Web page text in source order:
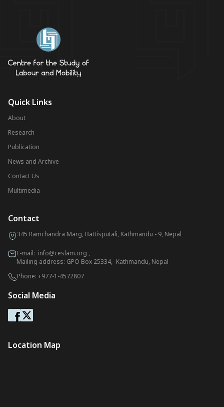
Quick Links
About
Research
Publication
News and Archive
Contact Us
Multimedia
Contact
345 Ramchandra Marg, Battisputali, Kathmandu - 9, Nepal
E-mail: info@ceslam.org ,
Mailing address: GPO Box 25334, Kathmandu, Nepal
Phone: +977-1-4572807
Social Media
Location Map